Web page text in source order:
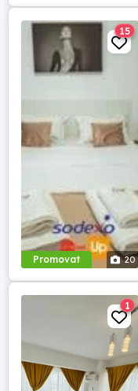
Promovat 20
15
1